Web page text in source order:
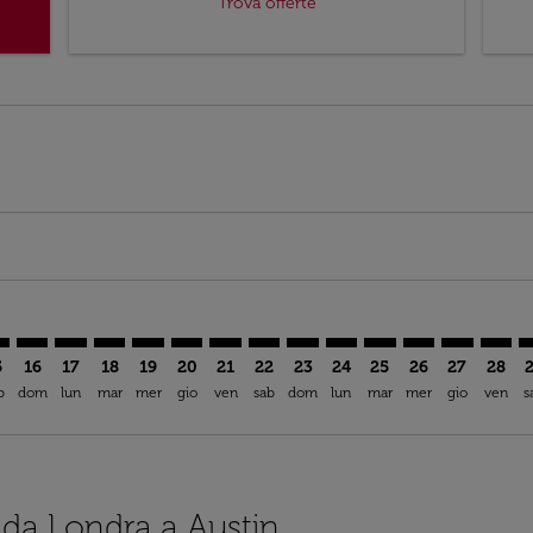
16
dom
17
lun
18
mar
19
mer
LON–AUS: cmp-view-offers-disclaimer.
20
gio
LON–AUS: cmp-view-offers-
21
ven
LON–AUS: cmp-view-offers-
22
sab
LON–AUS: cmp-view-
23
dom
LON–AUS: cmp-view-
24
lun
LON–AUS: cmp-
25
mar
LON–AUS:
26
mer
27
gio
28
ven